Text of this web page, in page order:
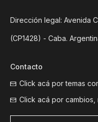
Dirección legal: Avenida
(CP1428) - Caba.
Contacto
Click acá por temas
Click acá por